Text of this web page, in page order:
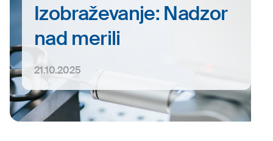
Izobraževanje: Nadzor
nad merili
21.10.2025